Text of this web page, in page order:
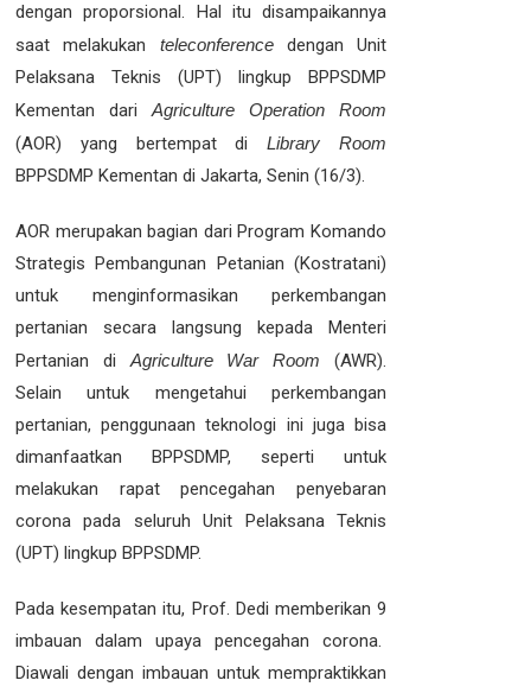
dengan proporsional. Hal itu disampaikannya
saat melakukan teleconferencedengan Unit
Pelaksana Teknis (UPT) lingkup BPPSDMP
Kementan dariAgriculture Operation Room
(AOR) yang bertempat diLibrary Room
BPPSDMP Kementan di Jakarta, Senin (16/3).
AOR merupakan bagian dari Program Komando
Strategis Pembangunan Petanian (Kostratani)
untuk menginformasikan perkembangan
pertanian secara langsung kepada Menteri
Pertanian diAgriculture War Room
(AWR).
Selain untuk mengetahui perkembangan
pertanian, penggunaan teknologi ini juga bisa
dimanfaatkan BPPSDMP, seperti untuk
melakukan rapat pencegahan penyebaran
corona pada seluruh Unit Pelaksana Teknis
(UPT) lingkup BPPSDMP.
Pada kesempatan itu, Prof. Dedi memberikan 9
imbauan dalam upaya pencegahan corona.
Diawali dengan imbauan untuk mempraktikkan